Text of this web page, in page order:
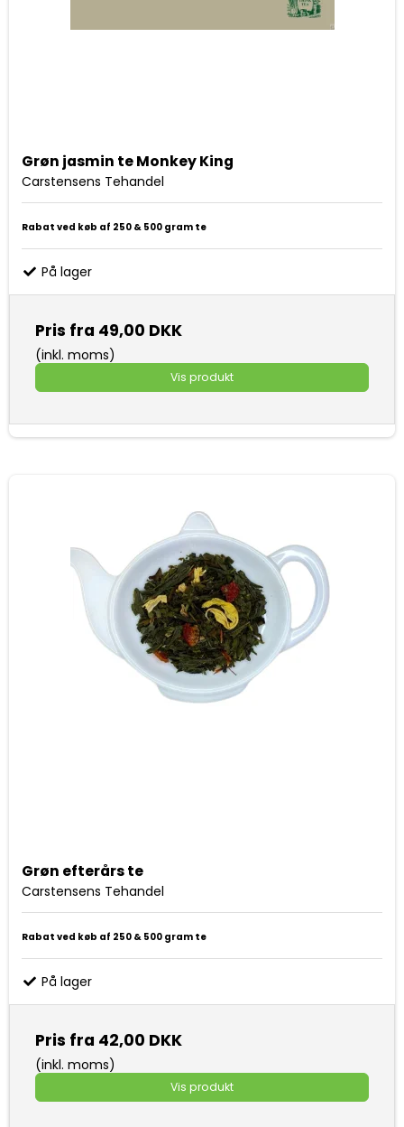
Grøn jasmin te Monkey King
Carstensens Tehandel
Rabat ved køb af 250 & 500 gram te
På lager
Pris fra 49,00 DKK
(inkl. moms)
Vis produkt
Grøn efterårs te
Carstensens Tehandel
Rabat ved køb af 250 & 500 gram te
På lager
Pris fra 42,00 DKK
(inkl. moms)
Vis produkt